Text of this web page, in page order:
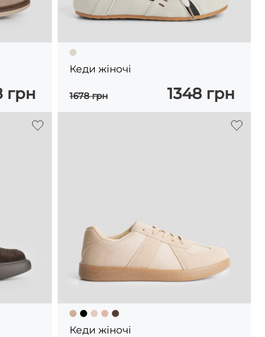
грн
Кеди жіночі
1348 грн
1678 грн
Кеди жіночі